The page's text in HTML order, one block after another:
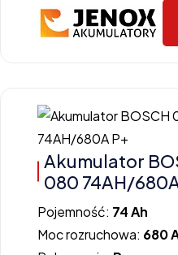
Akumulator
080 74AH/
Pojemność: 74 Ah
Moc rozruchowa: 680